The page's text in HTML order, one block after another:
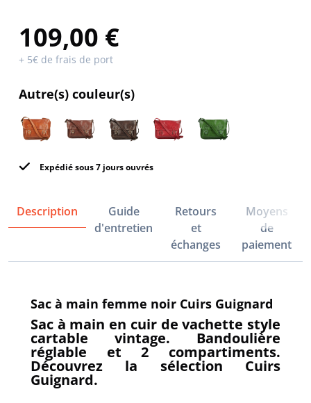
109,00 €
+ 5€ de frais de port
Autre(s) couleur(s)
Expédié sous 7 jours ouvrés
Description
Guide
d'entretien
Retours
et
échanges
Moyens
de
paiement
Sac à main femme noir Cuirs Guignard
Sac à main en cuir de vachette style
cartable vintage. Bandoulière
réglable et 2 compartiments.
Découvrez la sélection Cuirs
Guignard.